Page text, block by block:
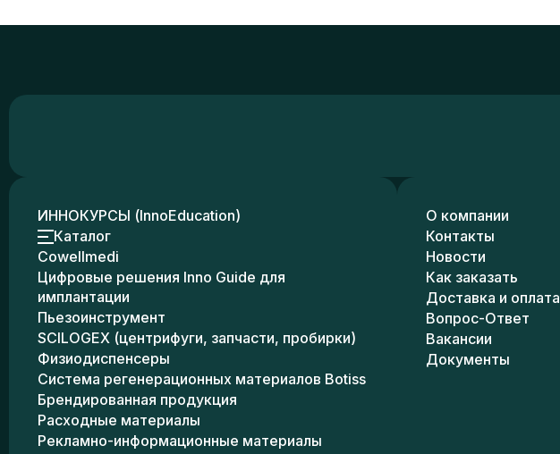
ИННОКУРСЫ (InnoEducation)
Каталог
Cowellmedi
Цифровые решения Inno Guide для
имплантации
Пьезоинструмент
SCILOGEX (центрифуги, запчасти, пробирки)
Физиодиспенсеры
Система регенерационных материалов Botiss
Брендированная продукция
Расходные материалы
Рекламно-информационные материалы
О компании
Контакты
Новости
Как заказать
Доставка и оплата
Вопрос-Ответ
Вакансии
Документы